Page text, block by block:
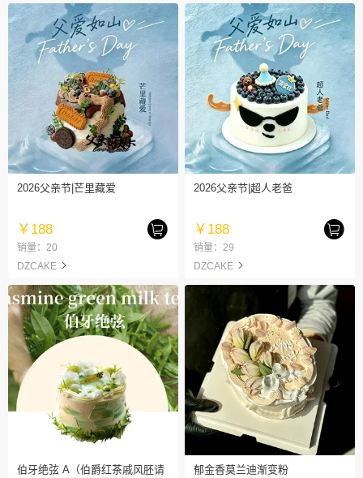
2026父亲节|芒里藏爱
￥188
销量：20
DZCAKE
2026父亲节|超人老爸
￥188
销量：29
DZCAKE
伯牙绝弦 A（伯爵红茶戚风胚请
郁金香莫兰迪渐变粉